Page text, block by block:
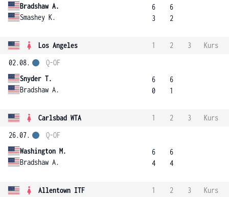
Bradshaw A.
Smashey K.
6
3
6
2
Los Angeles 1 2 3
Kurs
02.08.
Snyder T.
Bradshaw A.
Q-OF
6
0
6
1
Carlsbad WTA 1 2 3
Kurs
26.07.
Washington M.
Bradshaw A.
Q-OF
6
4
6
4
Allentown ITF 1 2 3
Kurs